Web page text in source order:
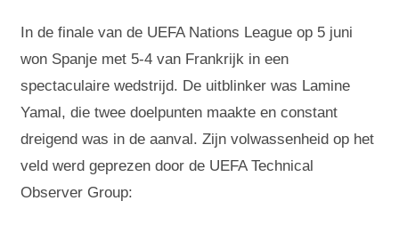
In de finale van de UEFA Nations League op 5 juni
won Spanje met 5-4 van Frankrijk in een
spectaculaire wedstrijd. De uitblinker was Lamine
Yamal, die twee doelpunten maakte en constant
dreigend was in de aanval. Zijn volwassenheid op het
veld werd geprezen door de UEFA Technical
Observer Group: